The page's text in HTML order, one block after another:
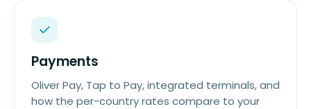
Payments
Oliver Pay, Tap to Pay, integrated terminals, and
how the per-country rates compare to your